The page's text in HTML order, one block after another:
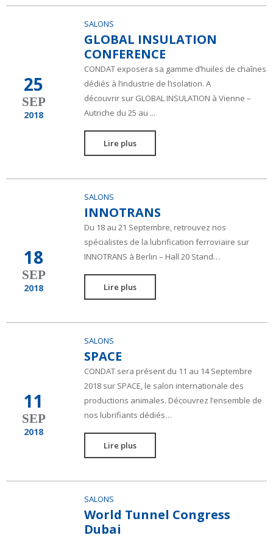
25
SEP
2018
SALONS
GLOBAL INSULATION
CONFERENCE
CONDAT exposera sa gamme d’huiles de chaînes
dédiés à l’industrie de l’isolation. A
découvrir sur GLOBAL INSULATION à Vienne –
Autriche du 25 au ...
Lire plus
18
SEP
2018
SALONS
INNOTRANS
Du 18 au 21 Septembre, retrouvez nos
spécialistes de la lubrification ferroviaire sur
INNOTRANS à Berlin – Hall 20 Stand…
Lire plus
11
SEP
2018
SALONS
SPACE
CONDAT sera présent du 11 au 14 Septembre
2018 sur SPACE, le salon internationale des
productions animales. Découvrez l’ensemble de
nos lubrifiants dédiés…
Lire plus
SALONS
World Tunnel Congress
Dubai